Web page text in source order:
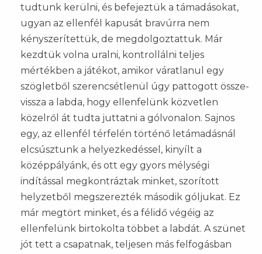
tudtunk kerülni, és befejeztük a támadásokat,
ugyan az ellenfél kapusát bravúrra nem
kényszerítettük, de megdolgoztattuk. Már
kezdtük volna uralni, kontrollálni teljes
mértékben a játékot, amikor váratlanul egy
szögletből szerencsétlenül úgy pattogott össze-
vissza a labda, hogy ellenfelünk közvetlen
közelről át tudta juttatni a gólvonalon. Sajnos
egy, az ellenfél térfelén történő letámadásnál
elcsúsztunk a helyezkedéssel, kinyílt a
középpályánk, és ott egy gyors mélységi
indítással megkontráztak minket, szorított
helyzetből megszerezték második góljukat. Ez
már megtört minket, és a félidő végéig az
ellenfelünk birtokolta többet a labdát. A szünet
jót tett a csapatnak, teljesen más felfogásban